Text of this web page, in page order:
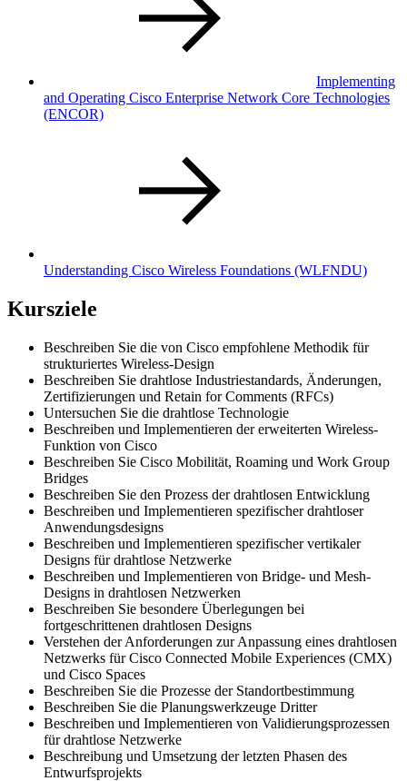
Implementing
and Operating Cisco Enterprise Network Core Technologies
(ENCOR)
Understanding Cisco Wireless Foundations (WLFNDU)
Kursziele
Beschreiben Sie die von Cisco empfohlene Methodik für
strukturiertes Wireless-Design
Beschreiben Sie drahtlose Industriestandards, Änderungen,
Zertifizierungen und Retain for Comments (RFCs)
Untersuchen Sie die drahtlose Technologie
Beschreiben und Implementieren der erweiterten Wireless-
Funktion von Cisco
Beschreiben Sie Cisco Mobilität, Roaming und Work Group
Bridges
Beschreiben Sie den Prozess der drahtlosen Entwicklung
Beschreiben und Implementieren spezifischer drahtloser
Anwendungsdesigns
Beschreiben und Implementieren spezifischer vertikaler
Designs für drahtlose Netzwerke
Beschreiben und Implementieren von Bridge- und Mesh-
Designs in drahtlosen Netzwerken
Beschreiben Sie besondere Überlegungen bei
fortgeschrittenen drahtlosen Designs
Verstehen der Anforderungen zur Anpassung eines drahtlosen
Netzwerks für Cisco Connected Mobile Experiences (CMX)
und Cisco Spaces
Beschreiben Sie die Prozesse der Standortbestimmung
Beschreiben Sie die Planungswerkzeuge Dritter
Beschreiben und Implementieren von Validierungsprozessen
für drahtlose Netzwerke
Beschreibung und Umsetzung der letzten Phasen des
Entwurfsprojekts